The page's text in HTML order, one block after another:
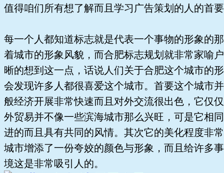
值得咱们所有想了解而且学习广告策划的人的首
每一个人都知道标志就是代表一个事物的形象的
着城市的形象风貌，而合肥标志规划就非常家喻
晰的想到这一点，话说人们关于合肥这个城市的
会发现许多人都很喜爱这个城市。首要这个城市
般经济开展非常快速而且对外交流很出色，它仅
外贸易并不像一些滨海城市那么兴旺，可是它相
进的而且具有共同的风情。其次它的美化程度非
城市增添了一份夸姣的颜色与形象，而且给许多
境这是非常吸引人的。